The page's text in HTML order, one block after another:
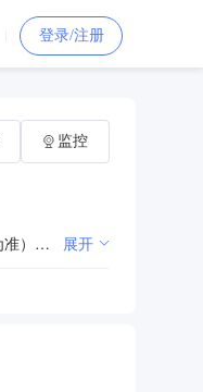
登录/注册
许可项目：保安服务；劳务派遣服务（依法须经批准的项目，经相关部门批准后方可开展经营活动，具体经营项目以相关部门批准文件或许可证件为准）一般项目：保安培训；安全系统监控服务；安全技术防范系统设计施工服务；物业管理；物业服务评估；集贸市场管理服务；企业管理；道路货物运输站经营；园林绿化工程施工；规划设计管理；消防器材销售；单位后勤管理服务；人力资源服务（不含职业中介活动、劳务派遣服务）（除依法须经批准的项目外，凭营业执照依法自主开展经营活动）。 展开
监控